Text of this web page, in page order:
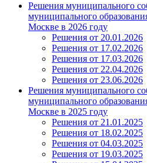
Решения муниципального
муниципального
Москве в 2026 году
Решения от 20.01.2026
Решения от 17.02.2026
Решения от 17.03.2026
Решения от 22.04.2026
Решения от 23.06.2026
Решения муниципального
муниципального
Москве в 2025 году
Решения от 21.01.2025
Решения от 18.02.2025
Решения от 04.03.2025
Решения от 19.03.2025